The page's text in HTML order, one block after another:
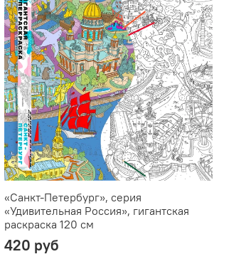
«Санкт-Петербург», серия
«Удивительная Россия», гигантская
раскраска 120 см
420 руб